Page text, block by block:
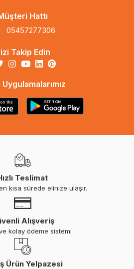
Hattı
05457277306
Takip Edin
Teslimat
kısa sürede elinize ulaşır.
Alışveriş
kolay ödeme sistemi
Ürün Yelpazesi